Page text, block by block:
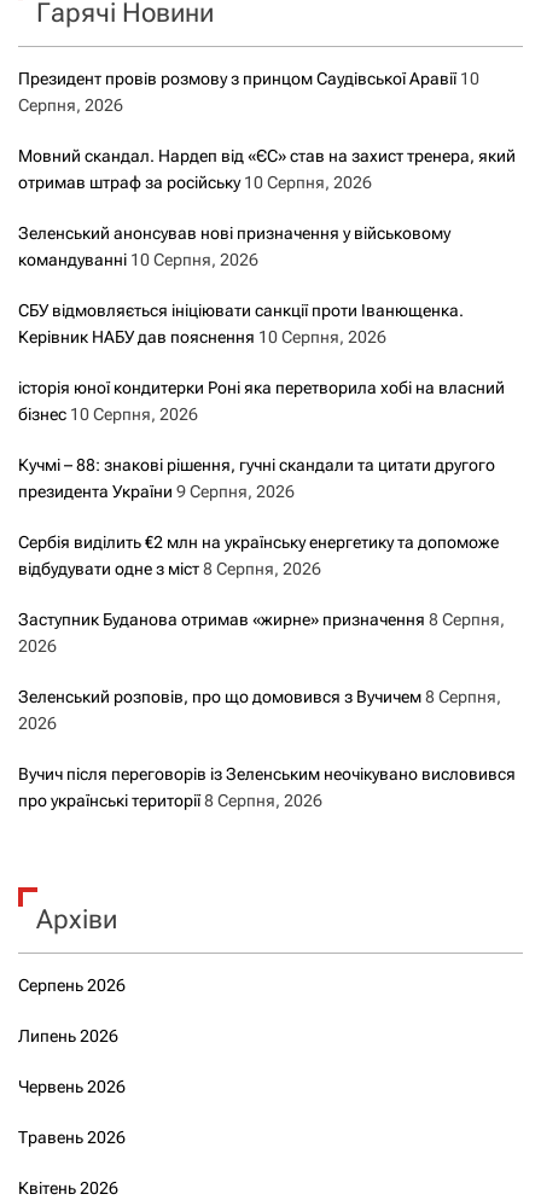
Гарячі Новини
Президент провів розмову з принцом Саудівської Аравії 10
Серпня, 2026
Мовний скандал. Нардеп від «ЄС» став на захист тренера, який
отримав штраф за російську 10 Серпня, 2026
Зеленський анонсував нові призначення у військовому
командуванні 10 Серпня, 2026
СБУ відмовляється ініціювати санкції проти Іванющенка.
Керівник НАБУ дав пояснення 10 Серпня, 2026
історія юної кондитерки Роні яка перетворила хобі на власний
бізнес 10 Серпня, 2026
Кучмі – 88: знакові рішення, гучні скандали та цитати другого
президента України 9 Серпня, 2026
Сербія виділить €2 млн на українську енергетику та допоможе
відбудувати одне з міст8 Серпня, 2026
Заступник Буданова отримав «жирне» призначення 8 Серпня,
2026
Зеленський розповів, про що домовився з Вучичем8 Серпня,
2026
Вучич після переговорів із Зеленським неочікувано висловився
про українські території8 Серпня, 2026
Архіви
Серпень 2026
Липень 2026
Червень 2026
Травень 2026
Квітень 2026